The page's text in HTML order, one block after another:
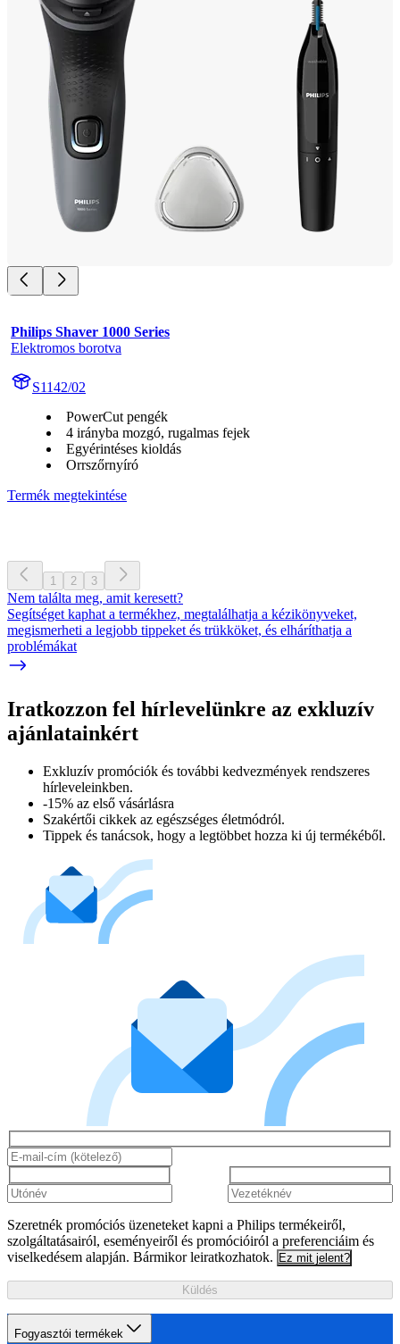
Philips Shaver 1000 Series
Elektromos borotva
S1142/02
PowerCut pengék
4 irányba mozgó, rugalmas fejek
Egyérintéses kioldás
Orrszőrnyíró
Termék megtekintése
1 2 3
Nem találta meg, amit keresett?
Segítséget kaphat a termékhez, megtalálhatja a kézikönyveket,
megismerheti a legjobb tippeket és trükköket, és elháríthatja a
problémákat
Iratkozzon fel hírlevelünkre az exkluzív
ajánlatainkért​
Exkluzív promóciók és további kedvezmények rendszeres
hírleveleinkben.
-15% az első vásárlásra
Szakértői cikkek az egészséges életmódról.
Tippek és tanácsok, hogy a legtöbbet hozza ki új termékéből.
Szeretnék promóciós üzeneteket kapni a Philips termékeiről,
szolgáltatásairól, eseményeiről és promócióiról a preferenciáim és
viselkedésem alapján. Bármikor leiratkozhatok. Ez mit jelent?
Küldés
Fogyasztói termékek